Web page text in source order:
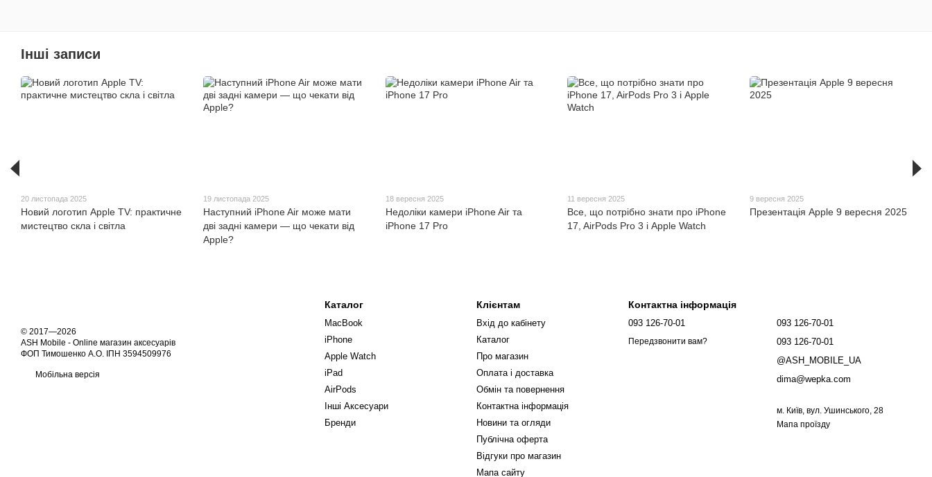
Інші записи
20 листопада 2025
Новий логотип Apple TV: практичне
мистецтво скла і світла
19 листопада 2025
Наступний iPhone Air може мати
дві задні камери — що чекати від
Apple?
18 вересня 2025
Недоліки камери iPhone Air та
iPhone 17 Pro
11 вересня 2025
Все, що потрібно знати про iPhone
17, AirPods Pro 3 і Apple Watch
9 вересня 2025
Презентація Apple 9 вересня 2025
© 2017—2026
ASH Mobile - Online магазин аксесуарів
ФОП Тимошенко А.О. ІПН 3594509976
Мобільна версія
Каталог
MacBook
iPhone
Apple Watch
iPad
AirPods
Інші Аксесуари
Бренди
Клієнтам
Вхід до кабінету
Каталог
Про магазин
Оплата і доставка
Обмін та повернення
Контактна інформація
Новини та огляди
Публічна оферта
Відгуки про магазин
Мапа сайту
Контактна інформація
093 126-70-01
Передзвонити вам?
093 126-70-01
093 126-70-01
@ASH_MOBILE_UA
dima@wepka.com
м. Київ, вул. Ушинського, 28
Мапа проїзду